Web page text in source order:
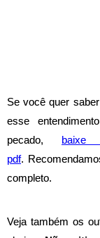
Se você quer
esse
pecado,
pdf.
completo.
Veja também os